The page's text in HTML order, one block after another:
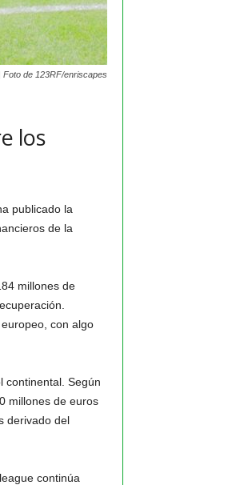
Foto de 123RF/enriscapes
los
publicado la
de la
millones de
con algo
continental. Según
millones de euros
derivado del
continúa